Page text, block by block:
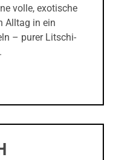
volle, exotische
Alltag in ein
– purer Litschi-